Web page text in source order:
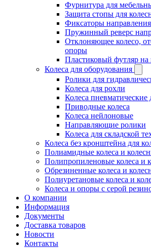
Фурнитура для
Защита стопы для
Фиксаторы
Пружинный реверс
Отклоняющее колесо,
опоры
Пластиковый футляр на
Колеса для оборудования
Ролики для
Колеса для рохли
Колеса пневматические
Приводные колеса
Колеса нейлоновые
Направляющие ролики
Колеса для складской
Колеса без кронштейна для
Полиамидные колеса и
Полипропиленовые колеса и
Обрезиненные колеса и
Полиуретановые колеса и
Колеса и опоры с серой
О компании
Информация
Документы
Доставка товаров
Новости
Контакты